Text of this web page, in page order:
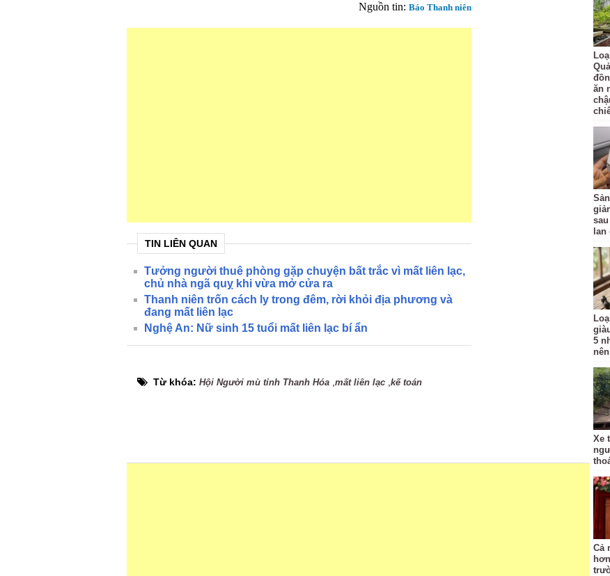
Nguồn tin: Báo Thanh niên
TIN LIÊN QUAN
Tưởng người thuê phòng gặp chuyện bất trắc vì mất liên lạc,
chủ nhà ngã quỵ khi vừa mở cửa ra
Thanh niên trốn cách ly trong đêm, rời khỏi địa phương và
đang mất liên lạc
Nghệ An: Nữ sinh 15 tuổi mất liên lạc bí ẩn
Từ khóa: Hội Người mù tỉnh Thanh Hóa mất liên lạc kế toán
ăn
5
Xe
Cả